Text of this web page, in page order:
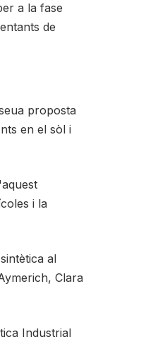
a la fase
de
proposta
en el sòl i
i la
al
Clara
Industrial